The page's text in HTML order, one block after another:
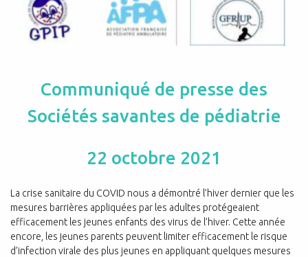
Communiqué de presse des
Sociétés savantes de pédiatrie
22 octobre 2021
La crise sanitaire du COVID nous a démontré l’hiver dernier que les
mesures barrières appliquées par les adultes protégeaient
efficacement les jeunes enfants des virus de l’hiver. Cette année
encore,
les jeunes parents peuvent limiter efficacement le risque
d’infection virale des plus jeunes en appliquant quelques mesures